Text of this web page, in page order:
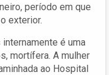
período em que
exterior.
é uma
mortífera. A mulher
ao Hospital